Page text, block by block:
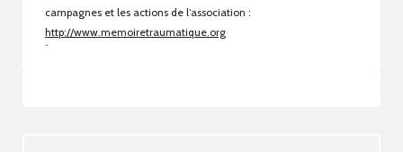
campagnes et les actions de l’association :
http://www.memoiretraumatique.org
`